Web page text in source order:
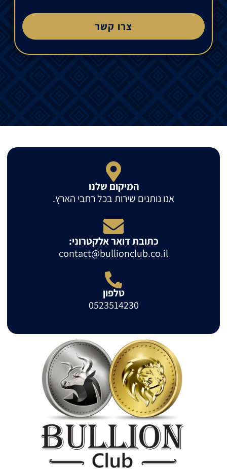
צרו קשר
המיקום שלנו
אנו נותנים שירות בכל רחבי הארץ.
כתובת דואר אלקטרוני:
contact@bullionclub.co.il
טלפון
0523514230